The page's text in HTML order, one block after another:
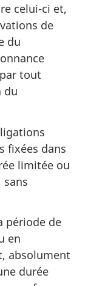
celui-ci et,
de
du
tout
du
fixées dans
limitée ou
période de
en
absolument
durée